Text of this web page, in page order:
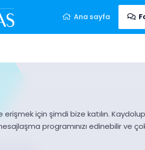
Ana sayfa
erişmek için şimdi bize katılın.
programınızı edinebilir ve